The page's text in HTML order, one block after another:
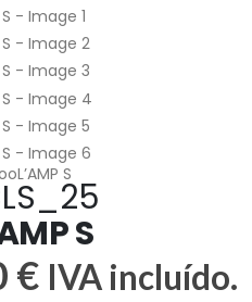
S
S
€ IVA incluído.